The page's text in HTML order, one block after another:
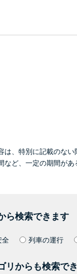
は、特別に記載のない
など、一定の期間があ
ら検索できます
全 列車の運行
リからも検索で